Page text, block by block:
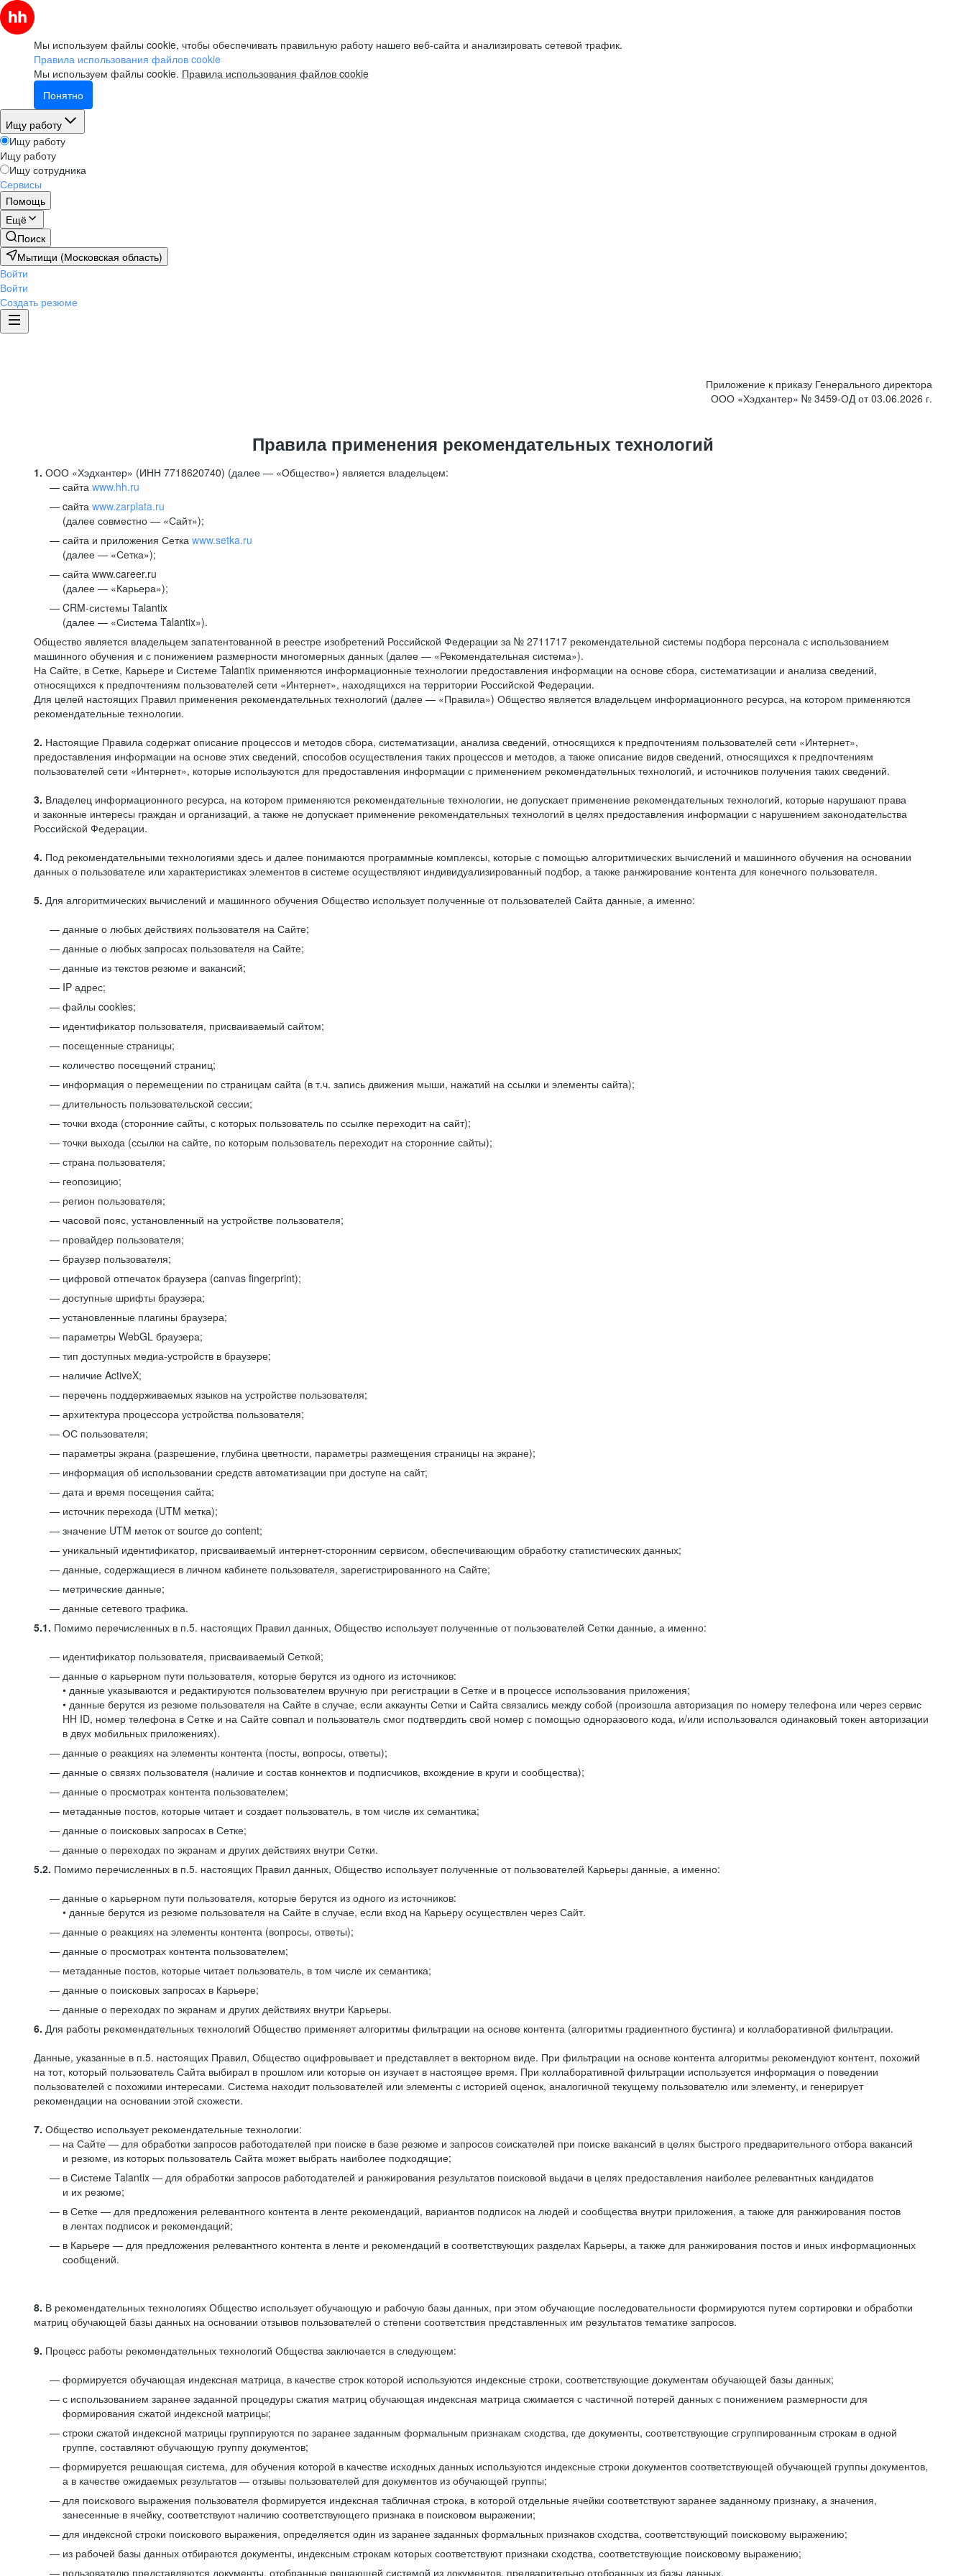
Мы используем файлы cookie, чтобы обеспечивать правильную работу нашего веб-сайта и анализировать сетевой трафик.
Правила использования файлов cookie
Мы используем файлы cookie. Правила использования файлов cookie
Понятно
Ищу работу
Ищу работу
Ищу работу
Ищу сотрудника
Сервисы
Помощь
Ещё
Поиск
Мытищи (Московская область)
Войти
Войти
Создать резюме
Приложение к приказу Генерального директора
ООО «Хэдхантер» № 3459-ОД от 03.06.2026 г.
Правила применения рекомендательных технологий
1. ООО «Хэдхантер» (ИНН 7718620740) (далее — «Общество») является владельцем:
сайта www.hh.ru
cайта www.zarplata.ru
(далее совместно — «Сайт»);
сайта и приложения Сетка www.setka.ru
(далее — «Сетка»);
сайта www.career.ru
(далее — «Карьера»);
CRM-системы Talantix
(далее — «Система Talantix»).
Общество является владельцем запатентованной в реестре изобретений Российской Федерации за № 2711717 рекомендательной системы подбора персонала с использованием
машинного обучения и с понижением размерности многомерных данных (далее — «Рекомендательная система»).
На Сайте, в Сетке, Карьере и Системе Talantix применяются информационные технологии предоставления информации на основе сбора, систематизации и анализа сведений,
относящихся к предпочтениям пользователей сети «Интернет», находящихся на территории Российской Федерации.
Для целей настоящих Правил применения рекомендательных технологий (далее — «Правила») Общество является владельцем информационного ресурса, на котором применяются
рекомендательные технологии.
2. Настоящие Правила содержат описание процессов и методов сбора, систематизации, анализа сведений, относящихся к предпочтениям пользователей сети «Интернет»,
предоставления информации на основе этих сведений, способов осуществления таких процессов и методов, а также описание видов сведений, относящихся к предпочтениям
пользователей сети «Интернет», которые используются для предоставления информации с применением рекомендательных технологий, и источников получения таких сведений.
3. Владелец информационного ресурса, на котором применяются рекомендательные технологии, не допускает применение рекомендательных технологий, которые нарушают права
и законные интересы граждан и организаций, а также не допускает применение рекомендательных технологий в целях предоставления информации с нарушением законодательства
Российской Федерации.
4. Под рекомендательными технологиями здесь и далее понимаются программные комплексы, которые с помощью алгоритмических вычислений и машинного обучения на основании
данных о пользователе или характеристиках элементов в системе осуществляют индивидуализированный подбор, а также ранжирование контента для конечного пользователя.
5. Для алгоритмических вычислений и машинного обучения Общество использует полученные от пользователей Сайта данные, а именно:
данные о любых действиях пользователя на Сайте;
данные о любых запросах пользователя на Сайте;
данные из текстов резюме и вакансий;
IP адрес;
файлы cookies;
идентификатор пользователя, присваиваемый сайтом;
посещенные страницы;
количество посещений страниц;
информация о перемещении по страницам сайта (в т.ч. запись движения мыши, нажатий на ссылки и элементы сайта);
длительность пользовательской сессии;
точки входа (сторонние сайты, с которых пользователь по ссылке переходит на сайт);
точки выхода (ссылки на сайте, по которым пользователь переходит на сторонние сайты);
страна пользователя;
геопозицию;
регион пользователя;
часовой пояс, установленный на устройстве пользователя;
провайдер пользователя;
браузер пользователя;
цифровой отпечаток браузера (canvas fingerprint);
доступные шрифты браузера;
установленные плагины браузера;
параметры WebGL браузера;
тип доступных медиа-устройств в браузере;
наличие ActiveX;
перечень поддерживаемых языков на устройстве пользователя;
архитектура процессора устройства пользователя;
ОС пользователя;
параметры экрана (разрешение, глубина цветности, параметры размещения страницы на экране);
информация об использовании средств автоматизации при доступе на сайт;
дата и время посещения сайта;
источник перехода (UTM метка);
значение UTM меток от source до content;
уникальный идентификатор, присваиваемый интернет-сторонним сервисом, обеспечивающим обработку статистических данных;
данные, содержащиеся в личном кабинете пользователя, зарегистрированного на Сайте;
метрические данные;
данные сетевого трафика.
5.1. Помимо перечисленных в п.5. настоящих Правил данных, Общество использует полученные от пользователей Сетки данные, а именно:
идентификатор пользователя, присваиваемый Сеткой;
данные о карьерном пути пользователя, которые берутся из одного из источников:
• данные указываются и редактируются пользователем вручную при регистрации в Сетке и в процессе использования приложения;
• данные берутся из резюме пользователя на Сайте в случае, если аккаунты Сетки и Сайта связались между собой (произошла авторизация по номеру телефона или через сервис
HH ID, номер телефона в Сетке и на Сайте совпал и пользователь смог подтвердить свой номер с помощью одноразового кода, и/или использовался одинаковый токен авторизации
в двух мобильных приложениях).
данные о реакциях на элементы контента (посты, вопросы, ответы);
данные о связях пользователя (наличие и состав коннектов и подписчиков, вхождение в круги и сообщества);
данные о просмотрах контента пользователем;
метаданные постов, которые читает и создает пользователь, в том числе их семантика;
данные о поисковых запросах в Сетке;
данные о переходах по экранам и других действиях внутри Сетки.
5.2. Помимо перечисленных в п.5. настоящих Правил данных, Общество использует полученные от пользователей Карьеры данные, а именно:
данные о карьерном пути пользователя, которые берутся из одного из источников:
• данные берутся из резюме пользователя на Сайте в случае, если вход на Карьеру осуществлен через Сайт.
данные о реакциях на элементы контента (вопросы, ответы);
данные о просмотрах контента пользователем;
метаданные постов, которые читает пользователь, в том числе их семантика;
данные о поисковых запросах в Карьере;
данные о переходах по экранам и других действиях внутри Карьеры.
6. Для работы рекомендательных технологий Общество применяет алгоритмы фильтрации на основе контента (алгоритмы градиентного бустинга) и коллаборативной фильтрации.
Данные, указанные в п.5. настоящих Правил, Общество оцифровывает и представляет в векторном виде. При фильтрации на основе контента алгоритмы рекомендуют контент, похожий
на тот, который пользователь Сайта выбирал в прошлом или которые он изучает в настоящее время. При коллаборативной фильтрации используется информация о поведении
пользователей с похожими интересами. Система находит пользователей или элементы с историей оценок, аналогичной текущему пользователю или элементу, и генерирует
рекомендации на основании этой схожести.
7. Общество использует рекомендательные технологии:
на Сайте — для обработки запросов работодателей при поиске в базе резюме и запросов соискателей при поиске вакансий в целях быстрого предварительного отбора вакансий
и резюме, из которых пользователь Сайта может выбрать наиболее подходящие;
в Системе Talantix — для обработки запросов работодателей и ранжирования результатов поисковой выдачи в целях предоставления наиболее релевантных кандидатов
и их резюме;
в Сетке — для предложения релевантного контента в ленте рекомендаций, вариантов подписок на людей и сообщества внутри приложения, а также для ранжирования постов
в лентах подписок и рекомендаций;
в Карьере — для предложения релевантного контента в ленте и рекомендаций в соответствующих разделах Карьеры, а также для ранжирования постов и иных информационных
сообщений.
8. В рекомендательных технологиях Общество использует обучающую и рабочую базы данных, при этом обучающие последовательности формируются путем сортировки и обработки
матриц обучающей базы данных на основании отзывов пользователей о степени соответствия представленных им результатов тематике запросов.
9. Процесс работы рекомендательных технологий Общества заключается в следующем:
формируется обучающая индексная матрица, в качестве строк которой используются индексные строки, соответствующие документам обучающей базы данных;
с использованием заранее заданной процедуры сжатия матриц обучающая индексная матрица сжимается с частичной потерей данных с понижением размерности для
формирования сжатой индексной матрицы;
строки сжатой индексной матрицы группируются по заранее заданным формальным признакам сходства, где документы, соответствующие сгруппированным строкам в одной
группе, составляют обучающую группу документов;
формируется решающая система, для обучения которой в качестве исходных данных используются индексные строки документов соответствующей обучающей группы документов,
а в качестве ожидаемых результатов — отзывы пользователей для документов из обучающей группы;
для поискового выражения пользователя формируется индексная табличная строка, в которой отдельные ячейки соответствуют заранее заданному признаку, а значения,
занесенные в ячейку, соответствуют наличию соответствующего признака в поисковом выражении;
для индексной строки поискового выражения, определяется один из заранее заданных формальных признаков сходства, соответствующий поисковому выражению;
из рабочей базы данных отбираются документы, индексным строкам которых соответствуют признаки сходства, соответствующие поисковому выражению;
пользователю представляются документы, отобранные решающей системой из документов, предварительно отобранных из базы данных.